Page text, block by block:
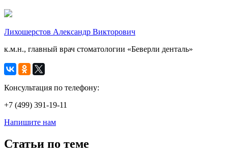
Лихошерстов Александр Викторович
к.м.н., главный врач стоматологии «Беверли денталь»
Консультация по телефону:
+7 (499) 391-19-11
Напишите нам
Статьи по теме